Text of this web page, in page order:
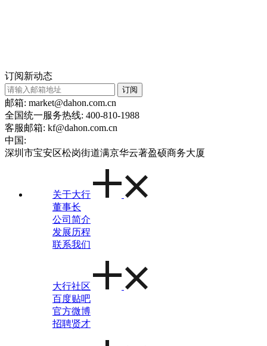
订阅新动态
订阅
邮箱: market@dahon.com.cn
全国统一服务热线: 400-810-1988
客服邮箱: kf@dahon.com.cn
中国:
深圳市宝安区松岗街道满京华云著盈硕商务大厦
关于大行
董事长
公司简介
发展历程
联系我们
大行社区
百度贴吧
官方微博
招聘贤才